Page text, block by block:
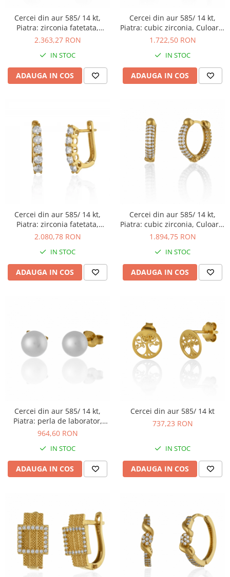
Cercei din aur 585/ 14 kt,
Piatra: zirconia fatetata,
Culoare: transparenta
2.363,27 RON
IN STOC
ADAUGA IN COS
Cercei din aur 585/ 14 kt,
Piatra: cubic zirconia, Culoare:
transparenta
1.722,50 RON
IN STOC
ADAUGA IN COS
Cercei din aur 585/ 14 kt,
Piatra: zirconia fatetata,
Culoare: transparenta
2.080,78 RON
IN STOC
ADAUGA IN COS
Cercei din aur 585/ 14 kt,
Piatra: cubic zirconia, Culoare:
transparenta
1.894,75 RON
IN STOC
ADAUGA IN COS
Cercei din aur 585/ 14 kt,
Piatra: perla de laborator,
Culoare: alb
964,60 RON
IN STOC
ADAUGA IN COS
Cercei din aur 585/ 14 kt
737,23 RON
IN STOC
ADAUGA IN COS